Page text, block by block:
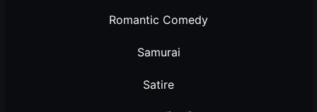
Romantic Comedy
Samurai
Satire